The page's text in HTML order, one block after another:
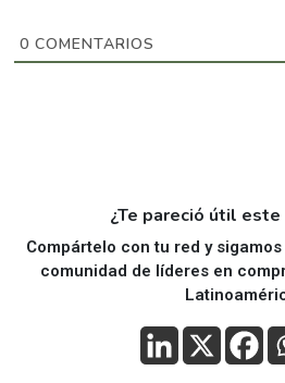
0 COMENTARIOS
¿Te pareció útil
Compártelo con tu red y
comunidad de líderes en